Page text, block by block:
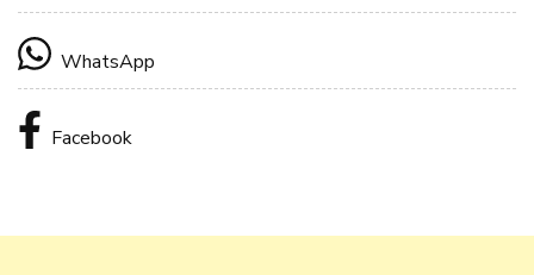
WhatsApp
Facebook